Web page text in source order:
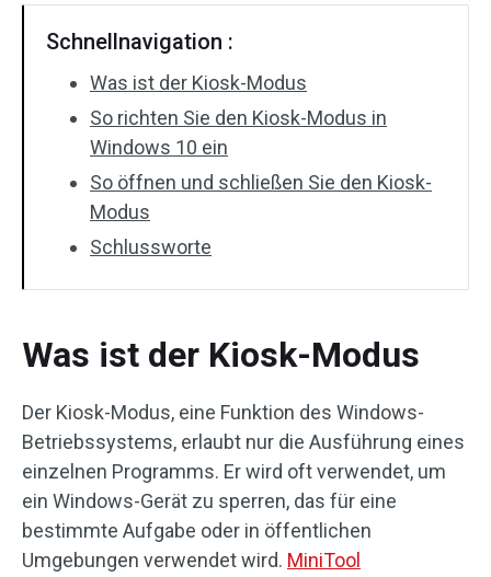
Schnellnavigation :
Was ist der Kiosk-Modus
So richten Sie den Kiosk-Modus in
Windows 10 ein
So öffnen und schließen Sie den Kiosk-
Modus
Schlussworte
Was ist der Kiosk-Modus
Der Kiosk-Modus, eine Funktion des Windows-
Betriebssystems, erlaubt nur die Ausführung eines
einzelnen Programms. Er wird oft verwendet, um
ein Windows-Gerät zu sperren, das für eine
bestimmte Aufgabe oder in öffentlichen
Umgebungen verwendet wird. MiniTool